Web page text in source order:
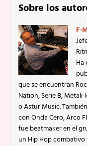
Sobre los
F-
Ha
que se encuentran
Nation, Serie B,
o Astur Music.
con Onda Cero, Arco
fue beatmaker en el
un Hip Hop